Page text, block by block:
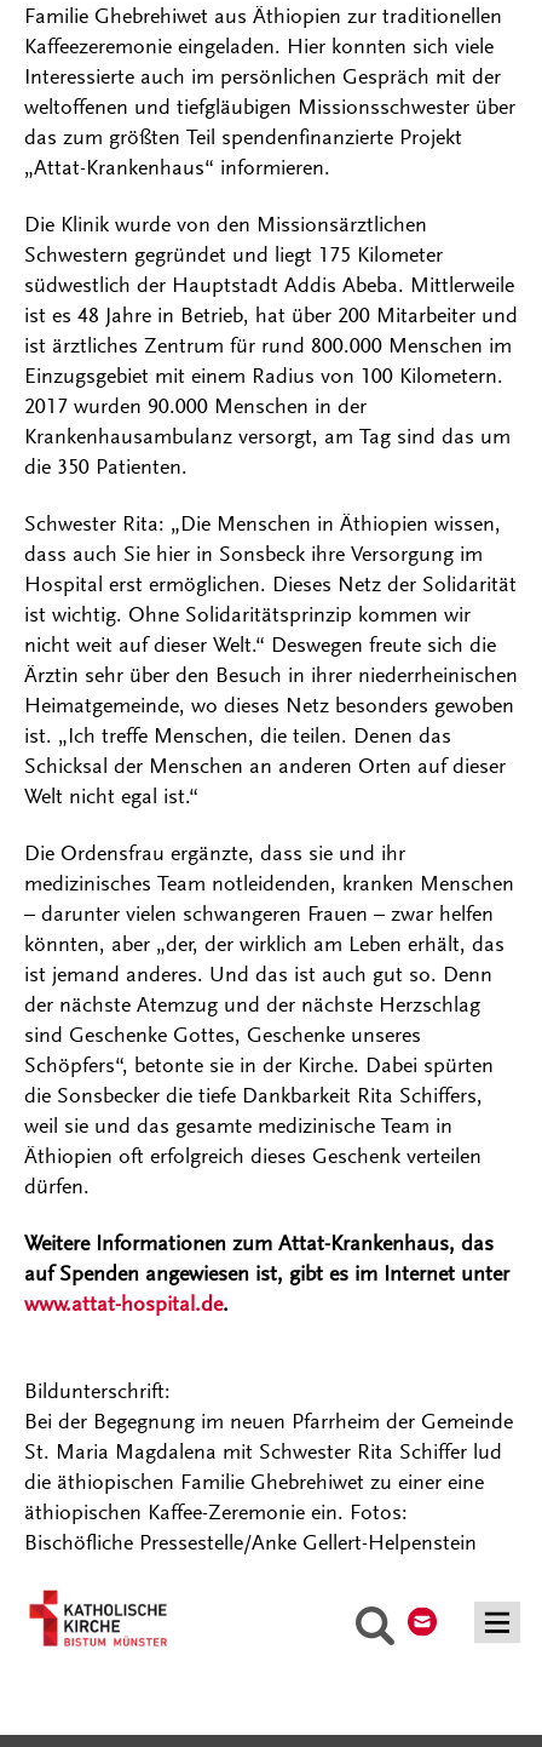
Suche
Familie Ghebrehiwet aus Äthiopien zur traditionellen
Kaffeezeremonie eingeladen. Hier konnten sich viele
Interessierte auch im persönlichen Gespräch mit der
weltoffenen und tiefgläubigen Missionsschwester über
das zum größten Teil spendenfinanzierte Projekt
„Attat-Krankenhaus“ informieren.
Die Klinik wurde von den Missionsärztlichen
Schwestern gegründet und liegt 175 Kilometer
südwestlich der Hauptstadt Addis Abeba. Mittlerweile
ist es 48 Jahre in Betrieb, hat über 200 Mitarbeiter und
ist ärztliches Zentrum für rund 800.000 Menschen im
Einzugsgebiet mit einem Radius von 100 Kilometern.
2017 wurden 90.000 Menschen in der
Krankenhausambulanz versorgt, am Tag sind das um
die 350 Patienten.
Schwester Rita: „Die Menschen in Äthiopien wissen,
dass auch Sie hier in Sonsbeck ihre Versorgung im
Hospital erst ermöglichen. Dieses Netz der Solidarität
ist wichtig. Ohne Solidaritätsprinzip kommen wir
nicht weit auf dieser Welt.“ Deswegen freute sich die
Ärztin sehr über den Besuch in ihrer niederrheinischen
Heimatgemeinde, wo dieses Netz besonders gewoben
ist. „Ich treffe Menschen, die teilen. Denen das
Schicksal der Menschen an anderen Orten auf dieser
Welt nicht egal ist.“
Die Ordensfrau ergänzte, dass sie und ihr
medizinisches Team notleidenden, kranken Menschen
– darunter vielen schwangeren Frauen – zwar helfen
könnten, aber „der, der wirklich am Leben erhält, das
ist jemand anderes. Und das ist auch gut so. Denn
der nächste Atemzug und der nächste Herzschlag
sind Geschenke Gottes, Geschenke unseres
Schöpfers“, betonte sie in der Kirche. Dabei spürten
die Sonsbecker die tiefe Dankbarkeit Rita Schiffers,
weil sie und das gesamte medizinische Team in
Äthiopien oft erfolgreich dieses Geschenk verteilen
dürfen.
Weitere Informationen zum Attat-Krankenhaus, das
auf Spenden angewiesen ist, gibt es im Internet unter
www.attat-hospital.de.
Bildunterschrift:
Bei der Begegnung im neuen Pfarrheim der Gemeinde
St. Maria Magdalena mit Schwester Rita Schiffer lud
die äthiopischen Familie Ghebrehiwet zu einer eine
äthiopischen Kaffee-Zeremonie ein. Fotos:
Bischöfliche Pressestelle/Anke Gellert-Helpenstein